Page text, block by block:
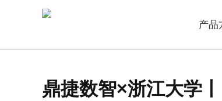
产品
鼎捷数智×浙江大学